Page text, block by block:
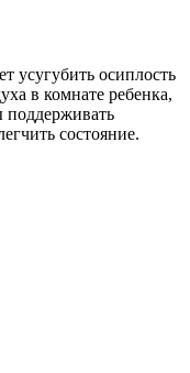
усугубить осиплость
в комнате ребенка,
поддерживать
состояние.